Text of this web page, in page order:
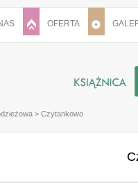
OFERTA
> Czytankowo